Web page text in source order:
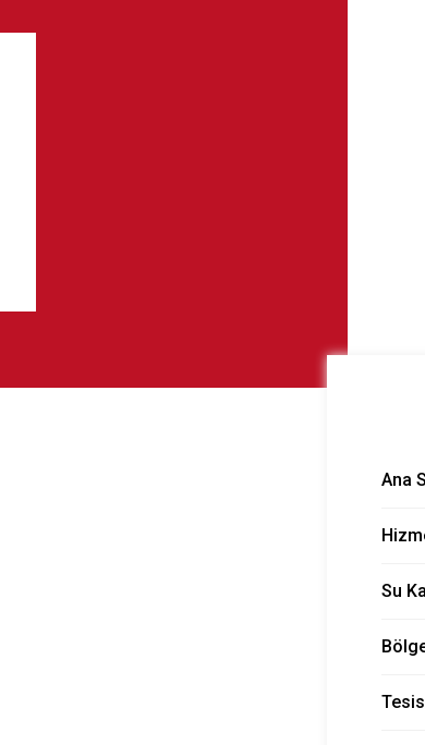
Ana
Su